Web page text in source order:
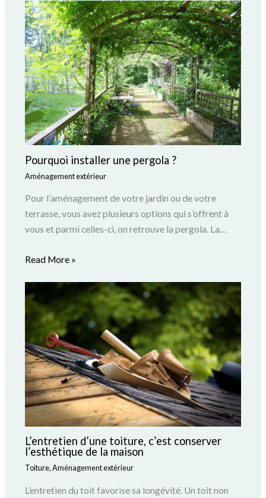
Pourquoi installer une pergola ?
Aménagement extérieur
Pour l’aménagement de votre jardin ou de votre
terrasse, vous avez plusieurs options qui s’offrent à
vous et parmi celles-ci, on retrouve la pergola. La…
Read More »
L’entretien d’une toiture, c’est conserver
l’esthétique de la maison
Toiture,Aménagement extérieur
L’entretien du toit favorise sa longévité. Un toit non